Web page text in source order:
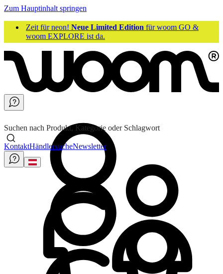
Zum Hauptinhalt springen
Zeit für neon! Neue Limited Edition für woom GO &
woom EXPLORE ist da.
Suchen nach Produkt, Kategorie oder Schlagwort
KontaktHändlersucheNewsletter